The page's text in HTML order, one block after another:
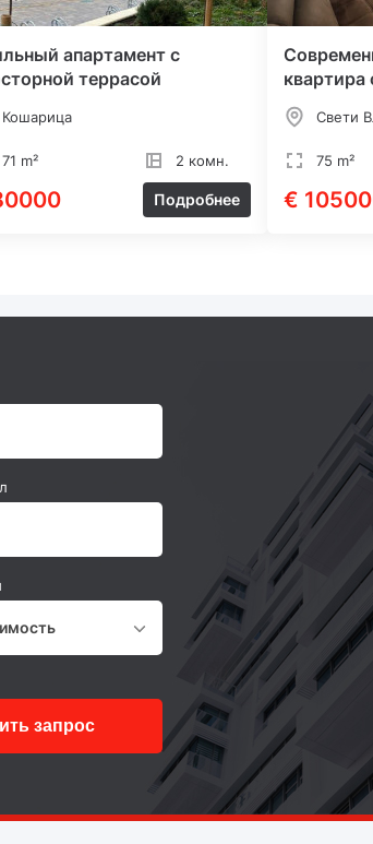
апартамент с
террасой
Кошарица
71 m² 2 комн.
Подробнее
квартира
Свети Влас
Свети
75 m²
€
запрос